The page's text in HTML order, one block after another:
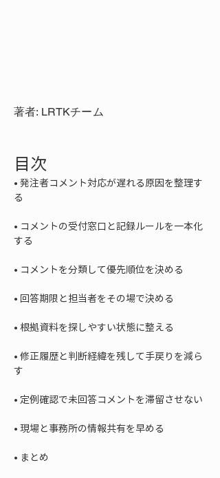
著者: LRTKチーム
目次
• 発注者コメント対応が遅れる原因を整理す
• コメントの受付窓口と記録ルールを一本化
•
•
•
• 修正履歴と判断経緯を残して手戻りを減ら
•
•
• まとめ